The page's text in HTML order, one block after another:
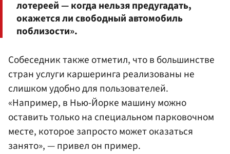
лотереей — когда нельзя предугадать,
окажется ли свободный автомобиль
поблизости».
Собеседник также отметил, что в большинстве
стран услуги каршеринга реализованы не
слишком удобно для пользователей.
«Например, в Нью-Йорке машину можно
оставить только на специальном парковочном
месте, которое запросто может оказаться
занято», — привел он пример.